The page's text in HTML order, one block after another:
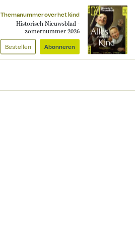
Themanummer over het kind
Historisch Nieuwsblad -
zomernummer 2026
Bestellen Abonneren